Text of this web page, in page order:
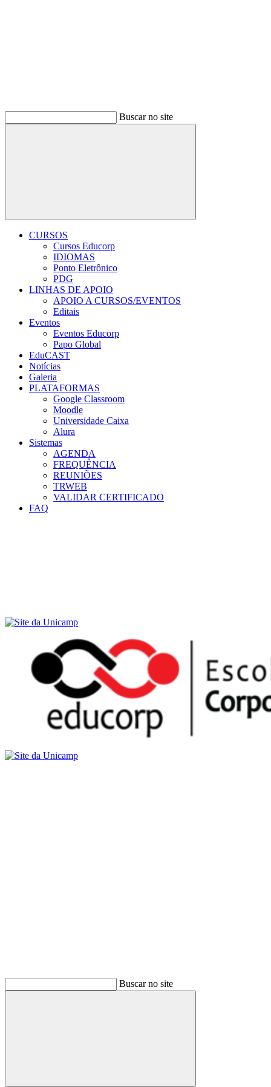
Buscar no site
Buscar
CURSOS
Cursos Educorp
IDIOMAS
Ponto Eletrônico
PDG
LINHAS DE APOIO
APOIO A CURSOS/EVENTOS
Editais
Eventos
Eventos Educorp
Papo Global
EduCAST
Notícias
Galeria
PLATAFORMAS
Google Classroom
Moodle
Universidade Caixa
Alura
Sistemas
AGENDA
FREQUÊNCIA
REUNIÕES
TRWEB
VALIDAR CERTIFICADO
FAQ
Buscar no site